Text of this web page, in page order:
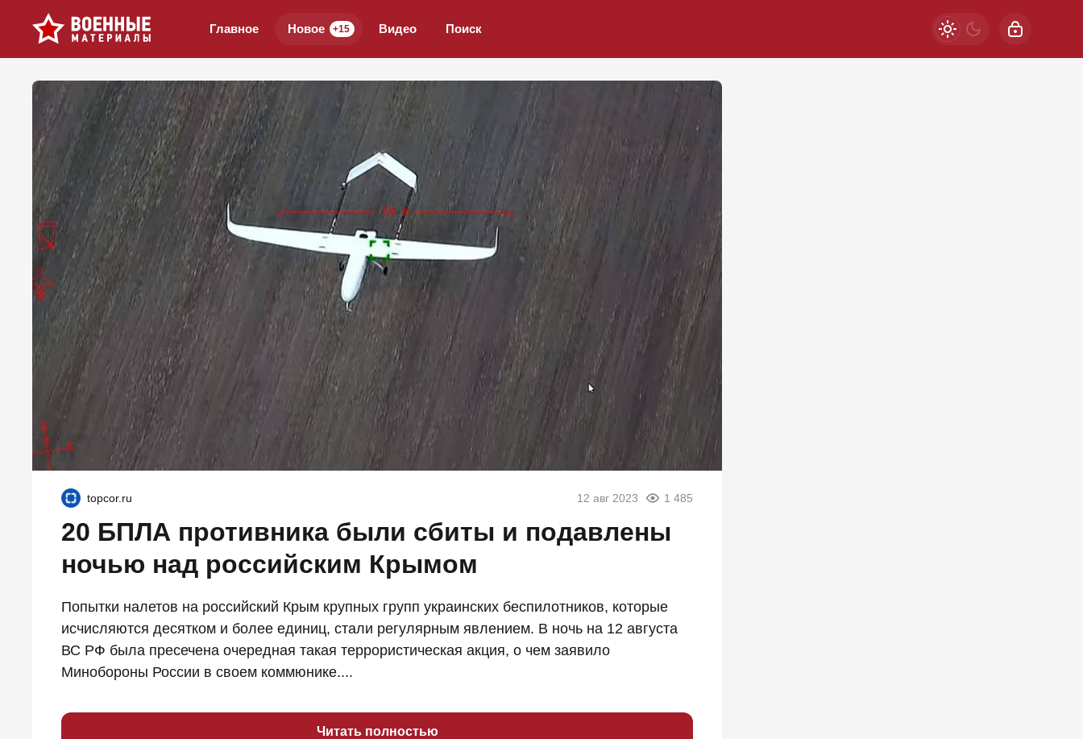
Главное Новое +15 Видео Поиск
topcor.ru 12 авг 2023 1 485
20 БПЛА противника были сбиты и подавлены
ночью над российским Крымом
Попытки налетов на российский Крым крупных групп украинских беспилотников, которые
исчисляются десятком и более единиц, стали регулярным явлением. В ночь на 12 августа
ВС РФ была пресечена очередная такая террористическая акция, о чем заявило
Минобороны России в своем коммюнике....
Читать полностью